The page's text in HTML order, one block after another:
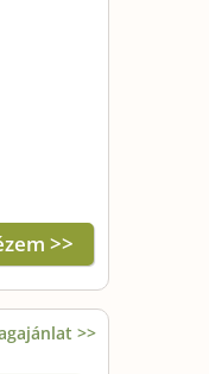
>>
>>